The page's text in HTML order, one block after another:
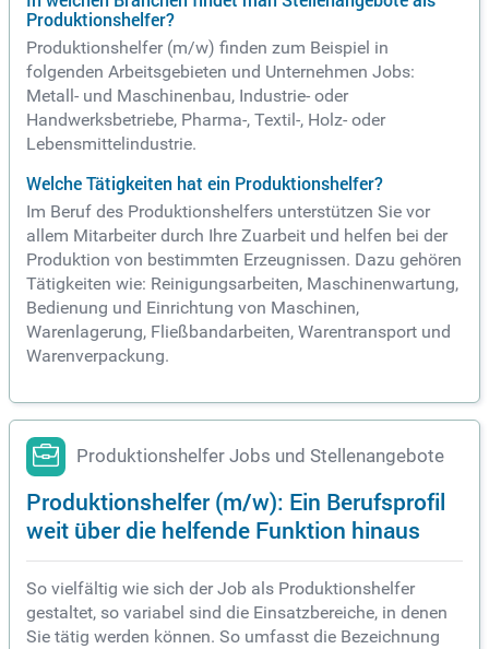
Produktionshelfer?
Produktionshelfer (m/w) finden zum Beispiel in
folgenden Arbeitsgebieten und Unternehmen Jobs:
Metall- und Maschinenbau, Industrie- oder
Handwerksbetriebe, Pharma-, Textil-, Holz- oder
Lebensmittelindustrie.
Welche Tätigkeiten hat ein Produktionshelfer?
Im Beruf des Produktionshelfers unterstützen Sie vor
allem Mitarbeiter durch Ihre Zuarbeit und helfen bei der
Produktion von bestimmten Erzeugnissen. Dazu gehören
Tätigkeiten wie: Reinigungsarbeiten, Maschinenwartung,
Bedienung und Einrichtung von Maschinen,
Warenlagerung, Fließbandarbeiten, Warentransport und
Warenverpackung.
Produktionshelfer Jobs und Stellenangebote
Produktionshelfer (m/w): Ein Berufsprofil
weit über die helfende Funktion hinaus
So vielfältig wie sich der Job als Produktionshelfer
gestaltet, so variabel sind die Einsatzbereiche, in denen
Sie tätig werden können. So umfasst die Bezeichnung